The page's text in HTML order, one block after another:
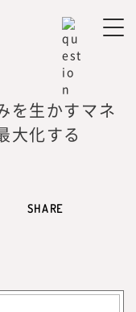
強くなり、
ワークスを
ズ（現・東
を運営する株
本のみらいの
ッション、
に掲げ、人生
を生かすマネ
大化する
SHARE